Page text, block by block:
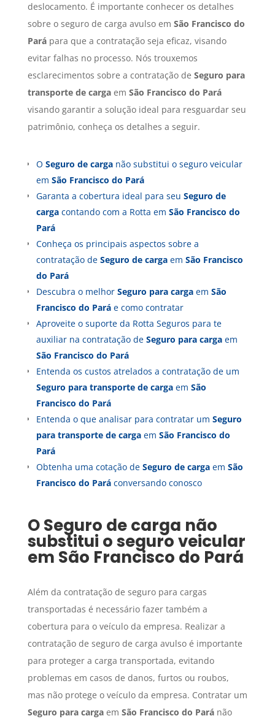
deslocamento. É importante conhecer os detalhes
sobre o seguro de carga avulso em São Francisco do
Parápara que a contratação seja eficaz, visando
evitar falhas no processo. Nós trouxemos
esclarecimentos sobre a contratação de Seguro para
transporte de cargaem São Francisco do Pará
visando garantir a solução ideal para resguardar seu
patrimônio, conheça os detalhes a seguir.
O Seguro de carganão substitui o seguro veicular
em São Francisco do Pará
Garanta a cobertura ideal para seu Seguro de
cargacontando com a Rotta em São Francisco do
Pará
Conheça os principais aspectos sobre a
contratação de Seguro de cargaem São Francisco
do Pará
Descubra o melhor Seguro para cargaem São
Francisco do Paráe como contratar
Aproveite o suporte da Rotta Seguros para te
auxiliar na contratação de Seguro para cargaem
São Francisco do Pará
Entenda os custos atrelados a contratação de um
Seguro para transporte de cargaem São
Francisco do Pará
Entenda o que analisar para contratar um Seguro
para transporte de cargaem São Francisco do
Pará
Obtenha uma cotação de Seguro de cargaem São
Francisco do Paráconversando conosco
OSeguro de carga não
substitui o seguro veicular
em São Francisco do Pará
Além da contratação de seguro para cargas
transportadas é necessário fazer também a
cobertura para o veículo da empresa. Realizar a
contratação de seguro de carga avulso é importante
para proteger a carga transportada, evitando
problemas em casos de danos, furtos ou roubos,
mas não protege o veículo da empresa. Contratar um
Seguro para cargaem São Francisco do Paránão